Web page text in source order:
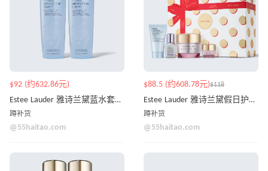
$92 (约632.86元)
Estee Lauder 雅诗兰黛蓝水套装 400ml*2
蹲补货
@55haitao.com
$88.5 (约608.78元)$118
Estee Lauder 雅诗兰黛假日护肤4件套
蹲补货
@55haitao.com